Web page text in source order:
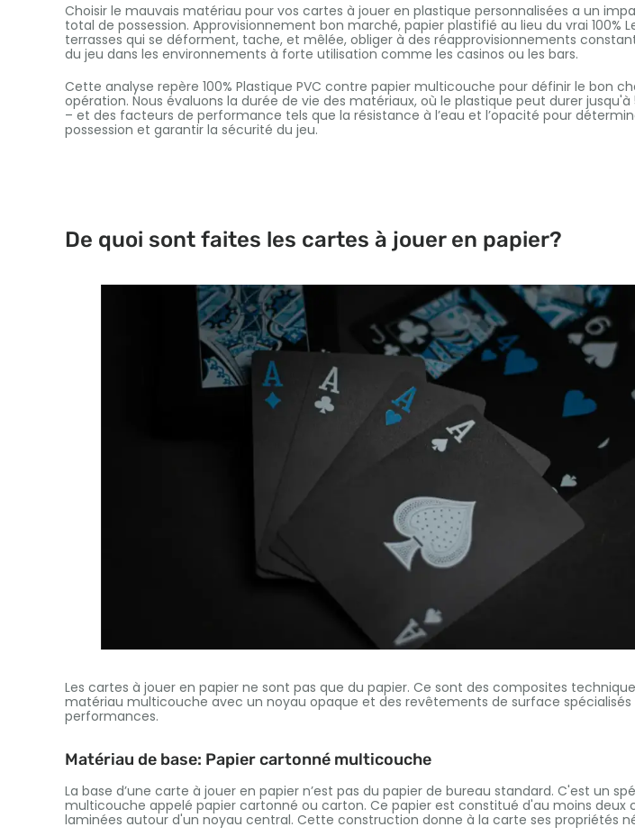
Choisir le mauvais matériau pour vos cartes à jouer en plastique personnalisées a un
total de possession. Approvisionnement bon marché, papier plastifié au lieu du vrai 100%
terrasses qui se déforment, tache, et mêlée, obliger à des réapprovisionnements
du jeu dans les environnements à forte utilisation comme les casinos ou les bars.
Cette analyse repère 100% Plastique PVC contre papier multicouche pour définir le bon
opération. Nous évaluons la durée de vie des matériaux, où le plastique peut durer
– et des facteurs de performance tels que la résistance à l’eau et l’opacité pour
possession et garantir la sécurité du jeu.
De quoi sont faites les cartes à jouer en papier?
Les cartes à jouer en papier ne sont pas que du papier. Ce sont des composites
matériau multicouche avec un noyau opaque et des revêtements de surface spécialisés
performances.
Matériau de base: Papier cartonné multicouche
La base d’une carte à jouer en papier n’est pas du papier de bureau standard. C'est un
multicouche appelé papier cartonné ou carton. Ce papier est constitué d'au moins deux
laminées autour d'un noyau central. Cette construction donne à la carte ses propriétés